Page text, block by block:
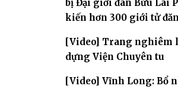
bị Đại giới đàn Bửu Lai
kiến hơn 300 giới tử
[Video] Trang nghiêm
dựng Viện Chuyên tu
[Video] Vĩnh Long: Bổ